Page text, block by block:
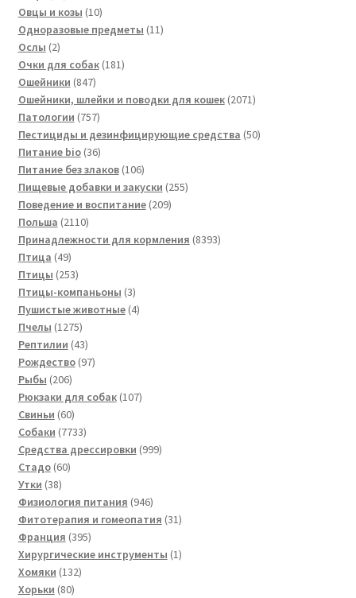
товара
Овцы и козы 1010
товаров
Одноразовые предметы 1111
Ослы 22
товара
Очки для собак 181181
Ошейники 847847
товаров
Ошейники, шлейки и поводки для кошек 20712071
Патологии 757757
товаров
Пестициды и дезинфицирующие средства 5050
Питание bio 3636
товаров
Питание без злаков 106106
товаров
Пищевые добавки и закуски 255255
Поведение и воспитание 209209
Польша 21102110
товаров
Принадлежности для кормления 83938393
Птица 4949
товаров
Птицы 253253
товара
Птицы-компаньоны 33
товара
Пушистые животные 44
Пчелы 12751275
товаров
Рептилии 4343
товара
Рождество 9797
Рыбы 206206
товаров
Рюкзаки для собак 107107
Свиньи 6060
товаров
Собаки 77337733
товара
Средства дрессировки 999999
Стадо 6060
Утки 3838
товаров
Физиология питания 946946
товаров
Фитотерапия и гомеопатия 3131
Франция 395395
товаров
Хирургические инструменты 11
Хомяки 132132
Хорьки 8080